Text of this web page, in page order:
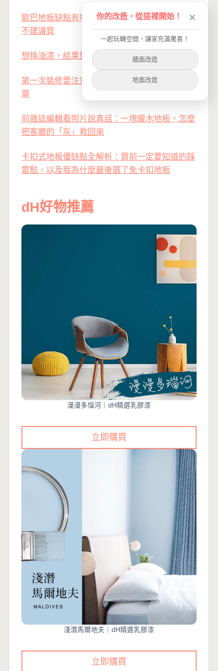
歐巴地板缺點有哪些？原廠自己說：這4種情況
不建議買
想換油漆，結果整個家都變了樣
第一次裝修要注意什麼？一個租屋族的真心話清
單
前雜誌編輯看照片說真話：一塊暖木地板，怎麼
把客廳的「灰」救回來
卡扣式地板優缺點全解析：買前一定要知道的踩
雷點，以及我為什麼最後選了免卡扣地板
dH好物推薦
漫漫多惱河｜dH精選乳膠漆
立即購買
淺潛馬爾地夫｜dH精選乳膠漆
立即購買
你的改造，從這裡開始！ ✕
一起玩轉空間，讓家充滿驚喜！
牆面改造
地面改造